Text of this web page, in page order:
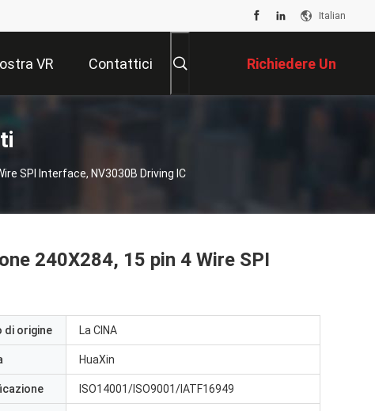
Italian
VR Contattici Richiedere Un
Preventivo
SPI Interface, NV3030B Driving IC
240X284, 15 pin 4 Wire SPI
di origine La CINA
HuaXin
ISO14001/ISO9001/IATF16949